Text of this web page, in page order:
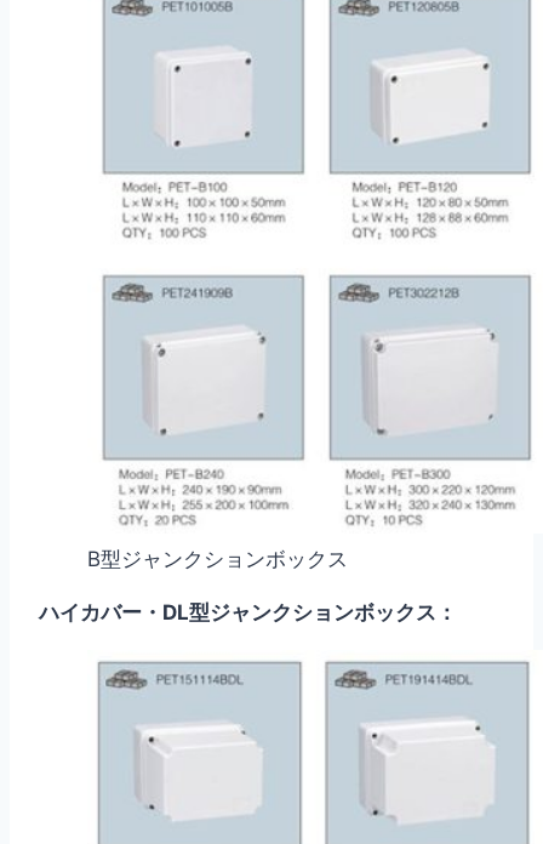
B型ジャンクションボックス
ハイカバー・DL型ジャンクションボックス：